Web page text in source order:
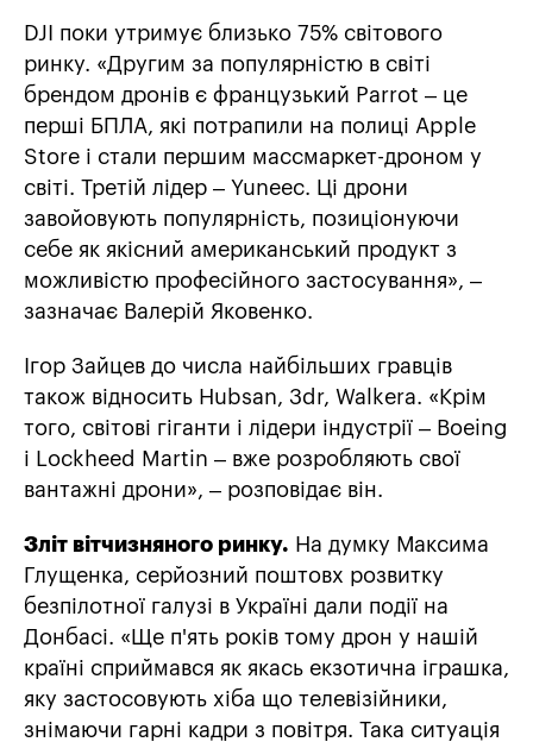
DJI поки утримує близько 75% світового
ринку. «Другим за популярністю в світі
брендом дронів є французький Parrot – це
перші БПЛА, які потрапили на полиці Apple
Store і стали першим массмаркет-дроном у
світі. Третій лідер – Yuneec. Ці дрони
завойовують популярність, позиціонуючи
себе як якісний американський продукт з
можливістю професійного застосування», –
зазначає Валерій Яковенко.
Ігор Зайцев до числа найбільших гравців
також відносить Hubsan, 3dr, Walkera. «Крім
того, світові гіганти і лідери індустрії – Boeing
і Lockheed Martin – вже розробляють свої
вантажні дрони», – розповідає він.
Зліт вітчизняного ринку. На думку Максима
Глущенка, серйозний поштовх розвитку
безпілотної галузі в Україні дали події на
Донбасі. «Ще п'ять років тому дрон у нашій
країні сприймався як якась екзотична іграшка,
яку застосовують хіба що телевізійники,
знімаючи гарні кадри з повітря. Така ситуація